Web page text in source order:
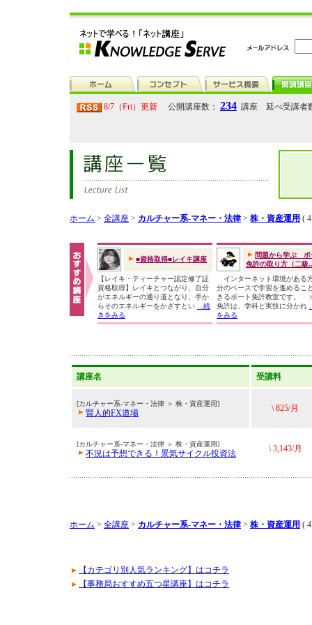
8/7（Fri）更新 公開講座数： 234 講座 延べ受講者
ホーム > 全講座 > カルチャー系-マネー・法律> 株・資産運用 (
■資格取得■レイキ講座
【レイキ・ティーチャー認定修了証
資格取得】レイキとつながり、自分
がエネルギーの通り道となり、手か
らそのエネルギーをかざすとい
...続
きをみる
問題から学ぶ ボ
免許の取り方（二級
インターネット環境がある
分のペースで学習を進めるこ
きるボート免許教室です。
免許は、学科と実技に分かれ
をみる
講座名 受講料
[カルチャー系-マネー・法律 ＞ 株・資産運用]
賢人的FX道場 \ 825/月
[カルチャー系-マネー・法律 ＞ 株・資産運用]
不況は予想できる！景気サイクル投資法 \ 3,143/月
ホーム > 全講座 > カルチャー系-マネー・法律> 株・資産運用 (
【カテゴリ別人気ランキング】はコチラ
【事務局おすすめ五つ星講座】はコチラ